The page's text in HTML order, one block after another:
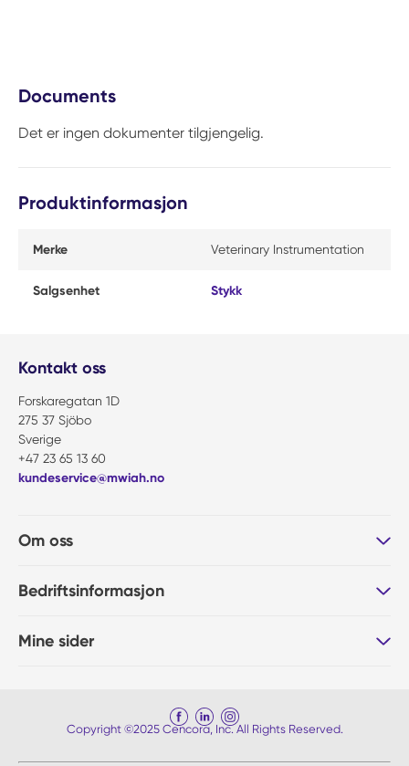
Documents
Det er ingen dokumenter tilgjengelig.
Produktinformasjon
Merke Veterinary Instrumentation
Salgsenhet Stykk
Kontakt oss
Forskaregatan 1D
275 37 Sjöbo
Sverige
+47 23 65 13 60
kundeservice@mwiah.no
Om oss
Bedriftsinformasjon
Mine sider
Copyright ©2025 Cencora, Inc. All Rights Reserved.